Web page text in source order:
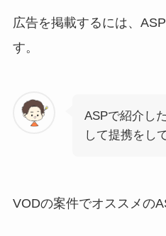
広告を掲載するには、
す。
ASPで紹介し
して提携をし
VODの案件でオススメの